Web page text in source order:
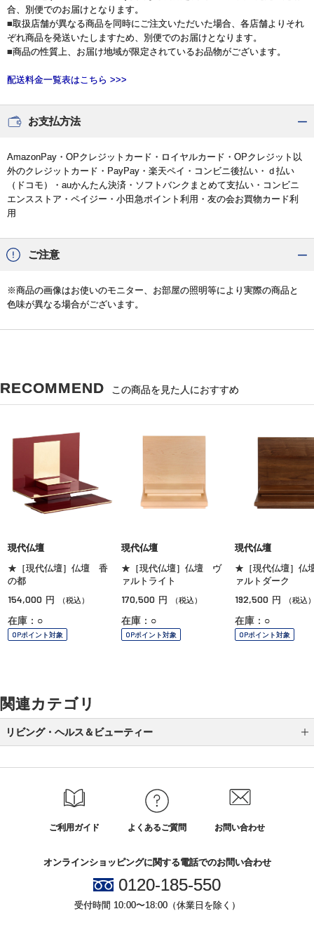
合、別便でのお届けとなります。
■取扱店舗が異なる商品を同時にご注文いただいた場合、各店舗よりそれ
ぞれ商品を発送いたしますため、別便でのお届けとなります。
■商品の性質上、お届け地域が限定されているお品物がございます。
配送料金一覧表はこちら >>>
お支払方法
AmazonPay・OPクレジットカード・ロイヤルカード・OPクレジット以
外のクレジットカード・PayPay・楽天ペイ・コンビニ後払い・ｄ払い
（ドコモ）・auかんたん決済・ソフトバンクまとめて支払い・コンビニ
エンスストア・ペイジー・小田急ポイント利用・友の会お買物カード利
用
ご注意
※商品の画像はお使いのモニター、お部屋の照明等により実際の商品と
色味が異なる場合がございます。
RECOMMEND この商品を見た人におすすめ
現代仏壇
★［現代仏壇］仏壇 香
の都
154,000 円 （税込）
在庫：○
OPポイント対象
現代仏壇
★［現代仏壇］仏壇 ヴ
ァルトライト
170,500 円 （税込）
在庫：○
OPポイント対象
現代仏壇
★［現代仏壇］仏
ァルトダーク
192,500 円 （税込
在庫：○
OPポイント対象
関連カテゴリ
リビング・ヘルス＆ビューティー
カテゴリから選ぶ
ファッション
ご利用ガイド よくあるご質問 お問い合わせ
オンラインショッピングに関する電話でのお問い合わせ
0120-185-550
受付時間 10:00〜18:00（休業日を除く）